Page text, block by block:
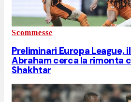
Scommesse
Preliminari Europa League,
Abraham cerca la rimonta
Shakhtar